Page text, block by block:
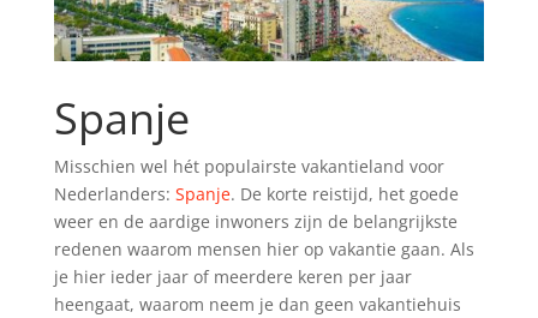
Spanje
Misschien wel hét populairste vakantieland voor
Nederlanders: Spanje. De korte reistijd, het goede
weer en de aardige inwoners zijn de belangrijkste
redenen waarom mensen hier op vakantie gaan. Als
je hier ieder jaar of meerdere keren per jaar
heengaat, waarom neem je dan geen vakantiehuis